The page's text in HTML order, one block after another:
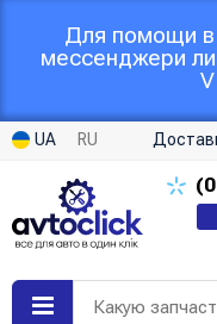
Для помощи в
мессенджери
UA RU
Какую